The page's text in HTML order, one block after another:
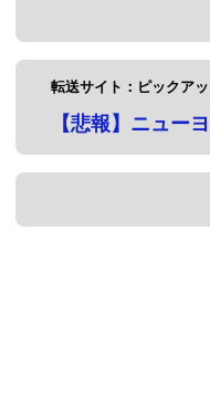
転送サイト：ピックア
【悲報】ニュー